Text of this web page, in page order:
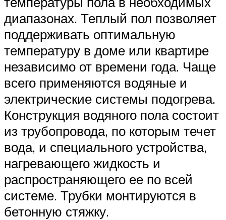
диапазонах. Теплый пол позволяет
поддерживать оптимальную
температуру в доме или квартире
независимо от времени года. Чаще
всего применяются водяные и
электрические системы подогрева.
Конструкция водяного пола состоит
из трубопровода, по которым течет
вода, и специального устройства,
нагревающего жидкость и
распространяющего ее по всей
системе. Трубки монтируются в
бетонную стяжку.